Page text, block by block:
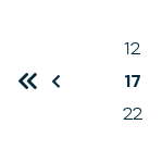
First Previous
12
17
22